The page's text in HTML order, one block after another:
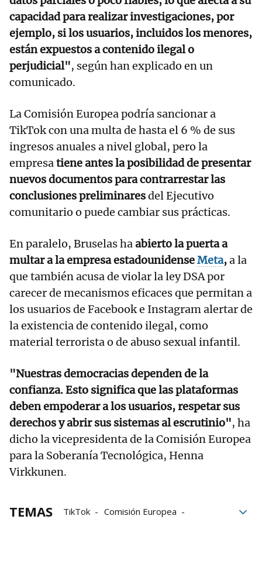
capacidad para realizar investigaciones, por
ejemplo, si los usuarios, incluidos los menores,
están expuestos a contenido ilegal o
perjudicial", según han explicado en un
comunicado.
La Comisión Europea podría sancionar a
TikTok con una multa de hasta el 6 % de sus
ingresos anuales a nivel global, pero la
empresatiene antes la posibilidad de presentar
nuevos documentos para contrarrestar las
conclusiones preliminaresdel Ejecutivo
comunitario o puede cambiar sus prácticas.
En paralelo, Bruselas haabierto la puerta a
multar a la empresa estadounidenseMeta,a la
que también acusa de violar la ley DSA por
carecer de mecanismos eficaces que permitan a
los usuarios de Facebook e Instagram alertar de
la existencia de contenido ilegal, como
material terrorista o de abuso sexual infantil.
"Nuestras democracias dependen de la
confianza. Esto significa que las plataformas
deben empoderar a los usuarios, respetar sus
derechos y abrir sus sistemas al escrutinio", ha
dicho la vicepresidenta de la Comisión Europea
para la Soberanía Tecnológica, Henna
Virkkunen.
TEMAS TikTok
Comisión Europea